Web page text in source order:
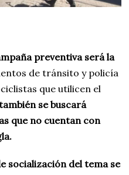
preventiva será la
de tránsito y policía
que utilicen el
se buscará
que no cuentan con
socialización del tema se